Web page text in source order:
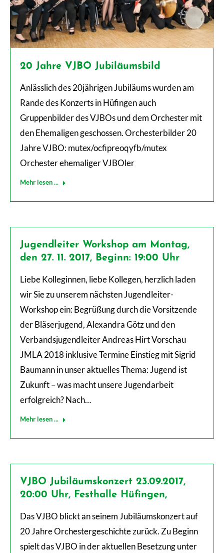
20 Jahre VJBO Jubiläumsbild
Anlässlich des 20jährigen Jubiläums wurden am
Rande des Konzerts in Hüfingen auch
Gruppenbilder des VJBOs und dem Orchester mit
den Ehemaligen geschossen. Orchesterbilder 20
Jahre VJBO: mutex/ocfipreoqyfb/mutex
Orchester ehemaliger VJBOler
Mehr lesen ...
Jugendleiter Workshop am Montag,
den 27. 11. 2017, Beginn: 19:00 Uhr
Liebe Kolleginnen, liebe Kollegen, herzlich laden
wir Sie zu unserem nächsten Jugendleiter-
Workshop ein: Begrüßung durch die Vorsitzende
der Bläserjugend, Alexandra Götz und den
Verbandsjugendleiter Andreas Hirt Vorschau
JMLA 2018 inklusive Termine Einstieg mit Sigrid
Baumann in unser aktuelles Thema: Jugend ist
Zukunft – was macht unsere Jugendarbeit
erfolgreich? Nach…
Mehr lesen ...
VJBO Jubiläumskonzert 23.09.2017,
20:00 Uhr, Festhalle Hüfingen,
Das VJBO blickt an seinem Jubiläumskonzert auf
20 Jahre Orchestergeschichte zurück. Zu Beginn
spielt das VJBO in der aktuellen Besetzung unter